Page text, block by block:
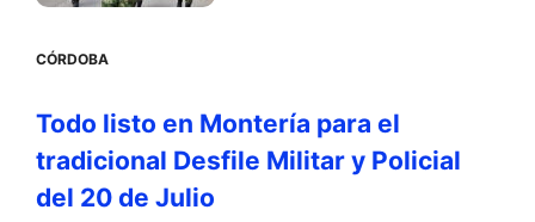
CÓRDOBA
Todo listo en Montería para el
tradicional Desfile Militar y Policial
del 20 de Julio